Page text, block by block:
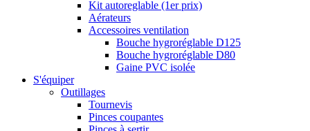
Kit autoreglable (1er prix)
Aérateurs
Accessoires ventilation
Bouche hygroréglable D125
Bouche hygroréglable D80
Gaine PVC isolée
S'équiper
Outillages
Tournevis
Pinces coupantes